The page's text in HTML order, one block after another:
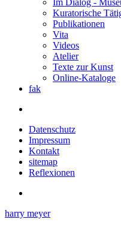
Im Dialog -
Kuratorische
Publikationen
Vita
Videos
Atelier
Texte zur Kunst
Online-Kataloge
fak
Datenschutz
Impressum
Kontakt
sitemap
Reflexionen
harry meyer